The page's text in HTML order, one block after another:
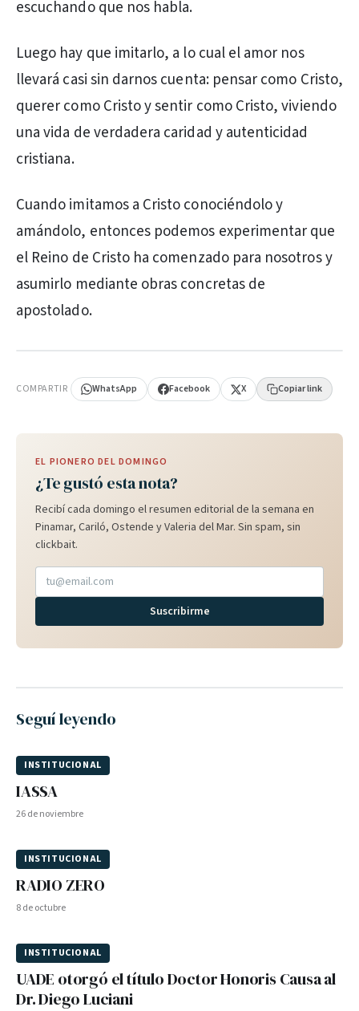
escuchando que nos habla.
Luego hay que imitarlo, a lo cual el amor nos
llevará casi sin darnos cuenta: pensar como Cristo,
querer como Cristo y sentir como Cristo, viviendo
una vida de verdadera caridad y autenticidad
cristiana.
Cuando imitamos a Cristo conociéndolo y
amándolo, entonces podemos experimentar que
el Reino de Cristo ha comenzado para nosotros y
asumirlo mediante obras concretas de
apostolado.
COMPARTIR WhatsApp Facebook X Copiar link
EL PIONERO DEL DOMINGO
¿Te gustó esta nota?
Recibí cada domingo el resumen editorial de la semana en
Pinamar, Cariló, Ostende y Valeria del Mar. Sin spam, sin
clickbait.
Suscribirme
Seguí leyendo
INSTITUCIONAL
IASSA
26 de noviembre
INSTITUCIONAL
RADIO ZERO
8 de octubre
INSTITUCIONAL
UADE otorgó el título Doctor Honoris Causa al
Dr. Diego Luciani